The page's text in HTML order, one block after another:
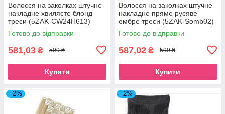
Волосся на заколках штучне
накладне хвилясте блонд
треси (5ZAK-CW24H613)
Готово до відправки
581,03 ₴ 599 ₴
Купити
Волосся на заколках штучне
накладне пряме русяве
омбре треси (5ZAK-Somb02)
Готово до відправки
587,02 ₴ 599 ₴
Купити
–2% –2%